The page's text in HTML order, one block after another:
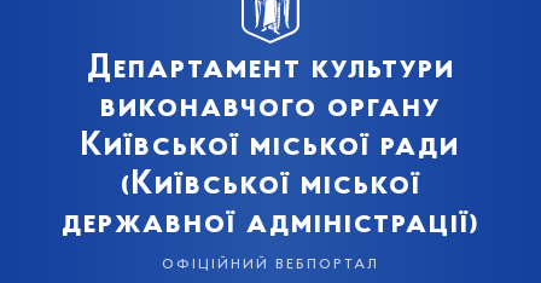
Департамент культури
виконавчого органу
Київської міської ради
(Київської міської
державної адміністрації)
офіційний вебпортал